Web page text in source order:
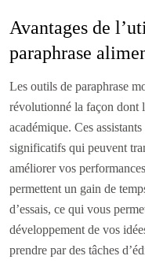
Avantages de
paraphrase
Les outils de paraphrase
révolutionné la façon dont
académique. Ces
significatifs qui peuvent
améliorer vos
permettent un gain de
d’essais, ce qui vous
développement de vos
prendre par des tâches